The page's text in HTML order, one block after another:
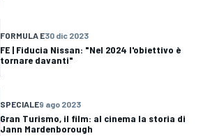
FORMULA E30 dic 2023
FE | Fiducia Nissan: "Nel 2024 l'obiettivo è
tornare davanti"
SPECIALE9 ago 2023
Gran Turismo, il film: al cinema la storia di
Jann Mardenborough